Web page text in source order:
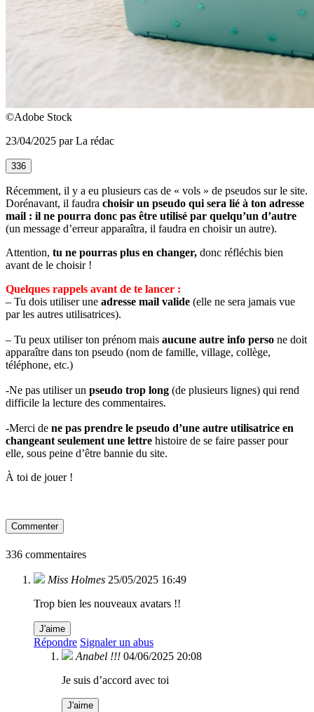
©Adobe Stock
23/04/2025 par La rédac
336
Récemment, il y a eu plusieurs cas de « vols » de pseudos sur le site.
Dorénavant, il faudra choisir un pseudo qui sera lié à ton adresse
mail : il ne pourra donc pas être utilisé par quelqu’un d’autre
(un message d’erreur apparaîtra, il faudra en choisir un autre).
Attention, tu ne pourras plus en changer, donc réfléchis bien
avant de le choisir !
Quelques rappels avant de te lancer :
– Tu dois utiliser une adresse mail valide (elle ne sera jamais vue
par les autres utilisatrices).
– Tu peux utiliser ton prénom mais aucune autre info perso ne doit
apparaître dans ton pseudo (nom de famille, village, collège,
téléphone, etc.)
-Ne pas utiliser un pseudo trop long (de plusieurs lignes) qui rend
difficile la lecture des commentaires.
-Merci de ne pas prendre le pseudo d’une autre utilisatrice en
changeant seulement une lettre histoire de se faire passer pour
elle, sous peine d’être bannie du site.
À toi de jouer !
Commenter
336 commentaires
Miss Holmes 25/05/2025 16:49
Trop bien les nouveaux avatars !!
J'aime
Répondre Signaler un abus
Anabel !!! 04/06/2025 20:08
Je suis d’accord avec toi
J'aime